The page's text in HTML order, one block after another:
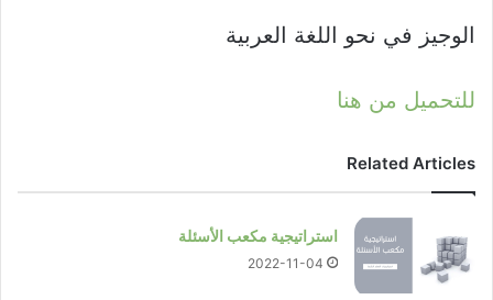
الوجيز في نحو اللغة العربية
للتحميل من هنا
Related Articles
استراتيجية مكعب الأسئلة
2022-11-04